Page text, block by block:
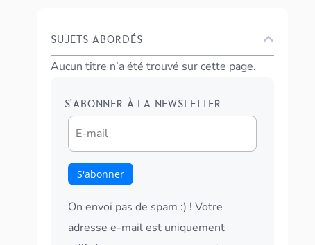
SUJETS ABORDÉS
Aucun titre n’a été trouvé sur cette page.
S'ABONNER À LA NEWSLETTER
On envoi pas de spam :) ! Votre
adresse e-mail est uniquement